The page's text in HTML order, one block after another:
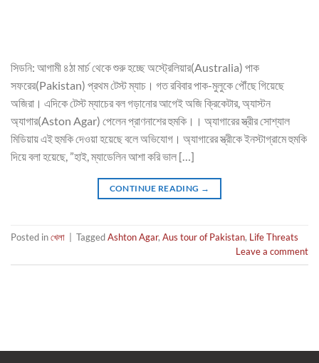
সিডনি: আগামী ৪ঠা মার্চ থেকে শুরু হচ্ছে অস্ট্রেলিয়ার(Australia) পাক
সফরের(Pakistan) প্রথম টেস্ট ম্যাচ। গত রবিবার পাক-মুলুকে পৌঁছে গিয়েছে
অজিরা। এদিকে টেস্ট ম্যাচের বল গড়ানোর আগেই অজি ক্রিকেটার, অ্যাস্টন
অ্যাগার(Aston Agar) পেলেন প্রাণনাশের হুমকি।। অ্যাগারের স্ত্রীর সোশ্যাল
মিডিয়ায় এই হুমকি দেওয়া হয়েছে বলে অভিযোগ। অ্যাগারের স্ত্রীকে ইনস্টাগ্রামে হুমকি
দিয়ে বলা হয়েছে, ”হাই, ম্যাডেলিন আশা করি ভাল […]
CONTINUE READING →
Posted inখেলা TaggedAshton Agar, Aus tour of Pakistan, Life Threats
Leave a comment